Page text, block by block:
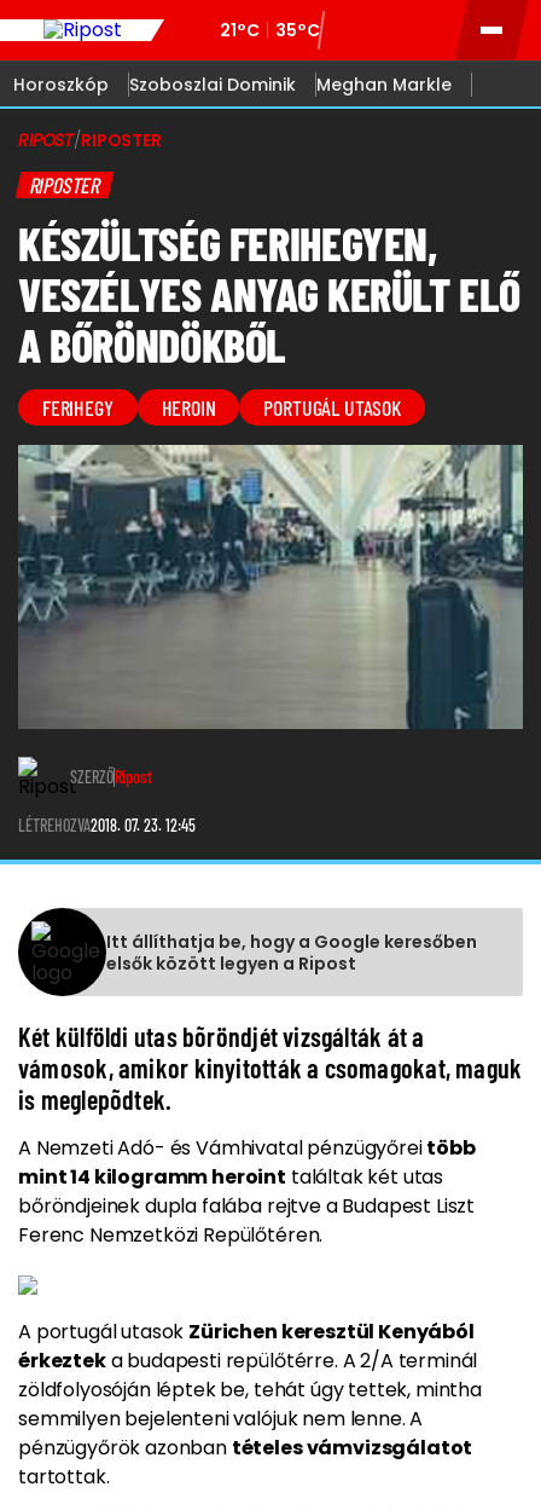
21°C 35°C
Horoszkóp Szoboszlai Dominik Meghan Markle
RIPOST/RIPOSTER
RIPOSTER
KÉSZÜLTSÉG FERIHEGYEN,
VESZÉLYES ANYAG KERÜLT ELŐ
A BŐRÖNDÖKBŐL
FERIHEGY HEROIN PORTUGÁL UTASOK
SZERZŐRipost
LÉTREHOZVA2018. 07. 23. 12:45
Itt állíthatja be, hogy a Google keresőben
elsők között legyen a Ripost
Két külföldi utas bõröndjét vizsgálták át a
vámosok, amikor kinyitották a csomagokat, maguk
is meglepõdtek.
A Nemzeti Adó- és Vámhivatal pénzügyőreitöbb
mint 14 kilogramm heroint találtakkét utas
bőröndjeinek dupla falába rejtvea Budapest Liszt
Ferenc Nemzetközi Repülőtéren.
A portugál utasok Zürichen keresztül Kenyából
érkezteka budapesti repülőtérre. A 2/A terminál
zöldfolyosóján léptek be, tehát úgy tettek, mintha
semmilyen bejelenteni valójuk nem lenne. A
pénzügyőrök azonban tételes vámvizsgálatot
tartottak.